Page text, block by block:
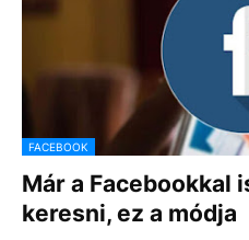
FACEBOOK
Már a Facebookkal
keresni, ez a módja